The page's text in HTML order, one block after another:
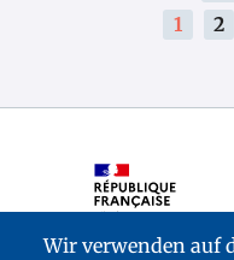
1 2
Wir verwenden auf